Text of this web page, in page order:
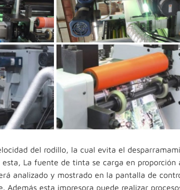
del rodillo, la cual evita el
La fuente de tinta se carga en proporción
analizado y mostrado en la pantalla de
esta impresora puede realizar